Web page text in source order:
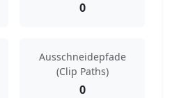
0
Ausschneidepfade
(Clip Paths)
0